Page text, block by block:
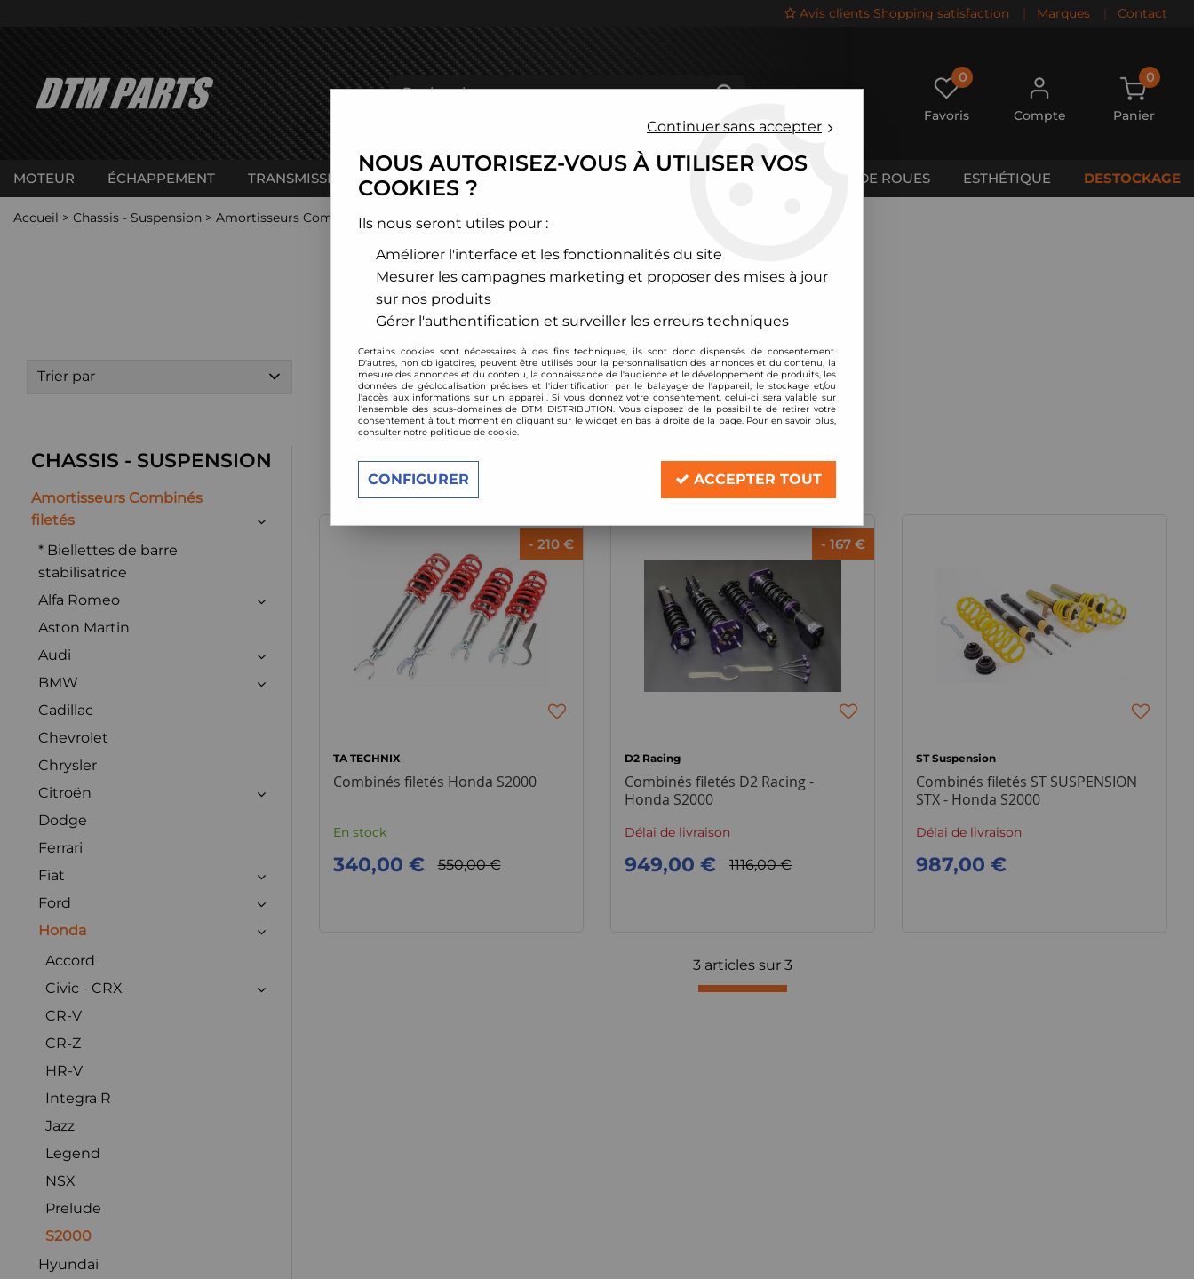
Avis clients Shopping satisfaction | Marques | Contact
0
Favoris Compte
0
Panier
MOTEUR ÉCHAPPEMENT TRANSMISSION CHÂSSIS CALES DE ROUES ESTHÉTIQUE DESTOCKAGE
Accueil > Chassis - Suspension > Amortisseurs Combinés filetés >Honda >S2000
S2000
Trier par
CHASSIS - SUSPENSION
Amortisseurs Combinés
filetés
* Biellettes de barre
stabilisatrice
Alfa Romeo
Aston Martin
Audi
BMW
Cadillac
Chevrolet
Chrysler
Citroën
Dodge
Ferrari
Fiat
Ford
Honda
Accord
Civic - CRX
CR-V
CR-Z
HR-V
Integra R
Jazz
Legend
NSX
Prelude
S2000
Hyundai
3 articles sur 3
- 210 €
TA TECHNIX
Combinés filetés Honda S2000
En stock
550,00 €
340,00 €
- 167 €
D2 Racing
Combinés filetés D2 Racing -
Honda S2000
Délai de livraison
1116,00 €
949,00 €
ST Suspension
Combinés filetés ST SUSPENSION
STX - Honda S2000
Délai de livraison
987,00 €
3 articles sur 3
Continuer sans accepter
NOUS AUTORISEZ-VOUS À UTILISER VOS
COOKIES ?
Ils nous seront utiles pour :
Améliorer l'interface et les fonctionnalités du site
Mesurer les campagnes marketing et proposer des mises à jour
sur nos produits
Gérer l'authentification et surveiller les erreurs techniques
Certains cookies sont nécessaires à des fins techniques, ils sont donc dispensés de consentement.
D'autres, non obligatoires, peuvent être utilisés pour la personnalisation des annonces et du contenu, la
mesure des annonces et du contenu, la connaissance de l'audience et le développement de produits, les
données de géolocalisation précises et l'identification par le balayage de l'appareil, le stockage et/ou
l'accès aux informations sur un appareil. Si vous donnez votre consentement, celui-ci sera valable sur
l’ensemble des sous-domaines de DTM DISTRIBUTION. Vous disposez de la possibilité de retirer votre
consentement à tout moment en cliquant sur le widget en bas à droite de la page. Pour en savoir plus,
consulter notre politique de cookie.
CONFIGURER ACCEPTER TOUT